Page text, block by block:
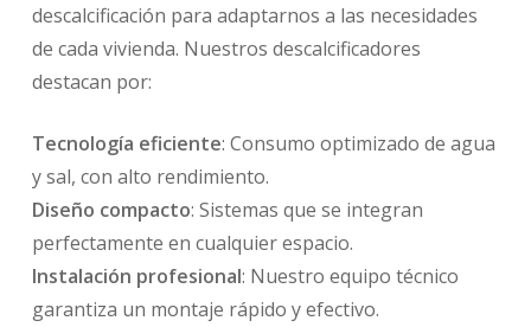
descalcificación para adaptarnos a las necesidades
de cada vivienda. Nuestros descalcificadores
destacan por:
Tecnología eficiente: Consumo optimizado de agua
y sal, con alto rendimiento.
Diseño compacto: Sistemas que se integran
perfectamente en cualquier espacio.
Instalación profesional: Nuestro equipo técnico
garantiza un montaje rápido y efectivo.